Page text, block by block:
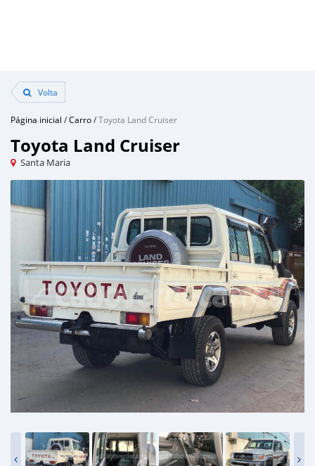
Volta
Página inicial /Carro/Toyota Land Cruiser
Toyota Land Cruiser
Santa Maria